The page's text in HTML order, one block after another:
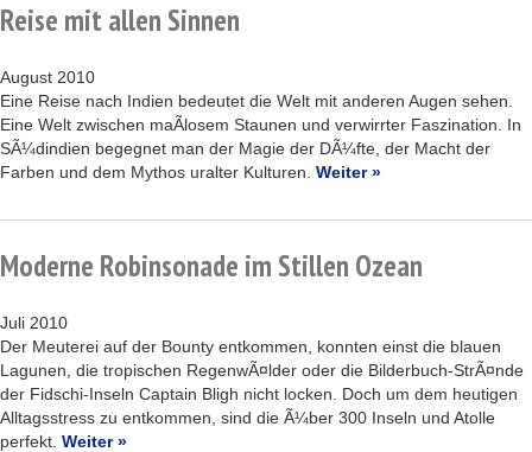
Reise mit allen Sinnen
August 2010
Eine Reise nach Indien bedeutet die Welt mit anderen Augen sehen.
Eine Welt zwischen maÃlosem Staunen und verwirrter Faszination. In
SÃ¼dindien begegnet man der Magie der DÃ¼fte, der Macht der
Farben und dem Mythos uralter Kulturen. Weiter »
Moderne Robinsonade im Stillen Ozean
Juli 2010
Der Meuterei auf der Bounty entkommen, konnten einst die blauen
Lagunen, die tropischen RegenwÃ¤lder oder die Bilderbuch-StrÃ¤nde
der Fidschi-Inseln Captain Bligh nicht locken. Doch um dem heutigen
Alltagsstress zu entkommen, sind die Ã¼ber 300 Inseln und Atolle
perfekt. Weiter »